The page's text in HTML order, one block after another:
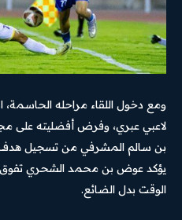
ومع دخول اللقاء مراحله الحاسمة،
لاعبي عبري، وفرض أفضليته على
يؤكد عوض بن محمد الشحري تفوق
الوقت بدل الضائع.